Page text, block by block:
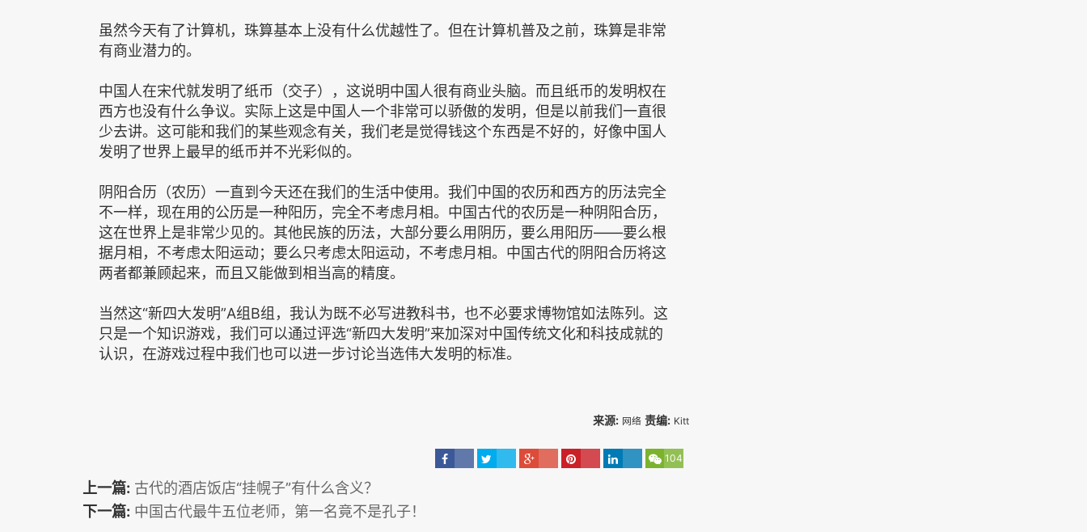
虽然今天有了计算机，珠算基本上没有什么优越性了。但在计算机普及之前，珠算是非常
有商业潜力的。
中国人在宋代就发明了纸币（交子），这说明中国人很有商业头脑。而且纸币的发明权在
西方也没有什么争议。实际上这是中国人一个非常可以骄傲的发明，但是以前我们一直很
少去讲。这可能和我们的某些观念有关，我们老是觉得钱这个东西是不好的，好像中国人
发明了世界上最早的纸币并不光彩似的。
阴阳合历（农历）一直到今天还在我们的生活中使用。我们中国的农历和西方的历法完全
不一样，现在用的公历是一种阳历，完全不考虑月相。中国古代的农历是一种阴阳合历，
这在世界上是非常少见的。其他民族的历法，大部分要么用阴历，要么用阳历——要么根
据月相，不考虑太阳运动；要么只考虑太阳运动，不考虑月相。中国古代的阴阳合历将这
两者都兼顾起来，而且又能做到相当高的精度。
当然这“新四大发明”A组B组，我认为既不必写进教科书，也不必要求博物馆如法陈列。这
只是一个知识游戏，我们可以通过评选“新四大发明”来加深对中国传统文化和科技成就的
认识，在游戏过程中我们也可以进一步讨论当选伟大发明的标准。
来源: 网络 责编: Kitt
104
上一篇: 古代的酒店饭店“挂幌子”有什么含义？
下一篇: 中国古代最牛五位老师，第一名竟不是孔子！